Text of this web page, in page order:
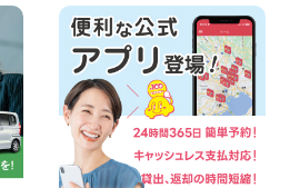
ます!!コンパクトSUV 軽 ミニバ
車種多数!!関東圏必見♪ 東京都
100円レンタカー 町田根岸
2026年08月06日
ゴンRスマイル 納車☆ 三重県
ター店
100円レンタカー 四日市インター
2026年08月06日